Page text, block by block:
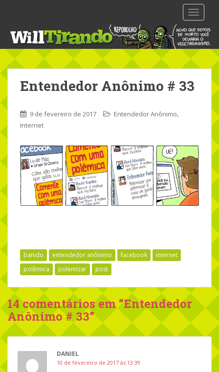
t
m
n
o
e
Entendedor Anônimo # 33
9 de fevereiro de 2017 Entendedor Anônimo,
Internet
banido entendedor anônimo facebook
internet
polêmica
polemizar post
14 comentários em “Entendedor
Anônimo # 33”
DANIEL
10 de fevereiro de 2017 às 13:39